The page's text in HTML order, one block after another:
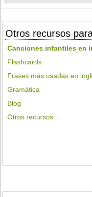
Otros recursos
Canciones infantiles en
Flashcards
Frases más usadas en
Gramática
Blog
Otros recursos...